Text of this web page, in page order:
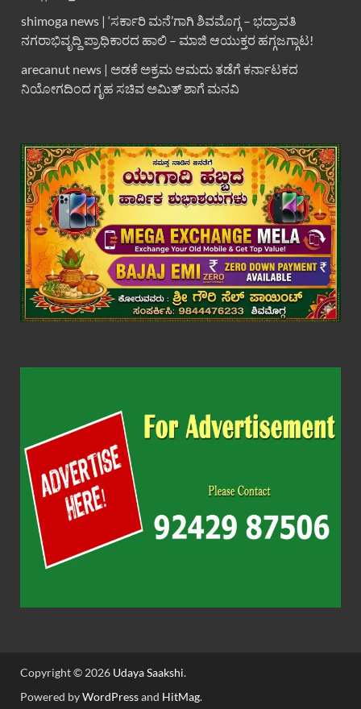
shimoga news | ‘ಸರ್ಕಾರಿ ಮನೆ’ಗಾಗಿ ಶಿವಮೊಗ್ಗ – ಭದ್ರಾವತಿ
ನಗರಾಭಿವೃದ್ದಿ ಪ್ರಾಧಿಕಾರದ ಹಾಲಿ – ಮಾಜಿ ಆಯುಕ್ತರ ಹಗ್ಗಜಗ್ಗಾಟ!
arecanut news | ಅಡಕೆ ಅಕ್ರಮ ಆಮದು ತಡೆಗೆ ಕರ್ನಾಟಕದ
ನಿಯೋಗದಿಂದ ಗೃಹ ಸಚಿವ ಅಮಿತ್ ಶಾಗೆ ಮನವಿ
Copyright © 2026 Udaya Saakshi.
Powered byWordPressand HitMag.